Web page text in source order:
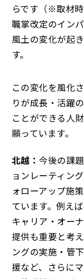
らです（※取材
職掌改定のイン
風土の変化が起
す。
この変化を風化
りが成長・活躍
ことができる人
願っています。
北越：今後の課
ョンレーティン
ォローアップ施
ています。例え
キャリア・オー
提供も重要と考
ングの実施・管
援など、さらに